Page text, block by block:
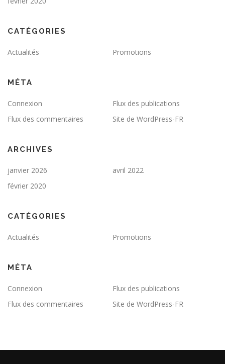
CATÉGORIES
Actualités Promotions
MÉTA
Connexion
Flux des publications
Flux des commentaires
Site de WordPress-FR
ARCHIVES
janvier 2026
avril 2022
février 2020
CATÉGORIES
Actualités Promotions
MÉTA
Connexion
Flux des publications
Flux des commentaires
Site de WordPress-FR